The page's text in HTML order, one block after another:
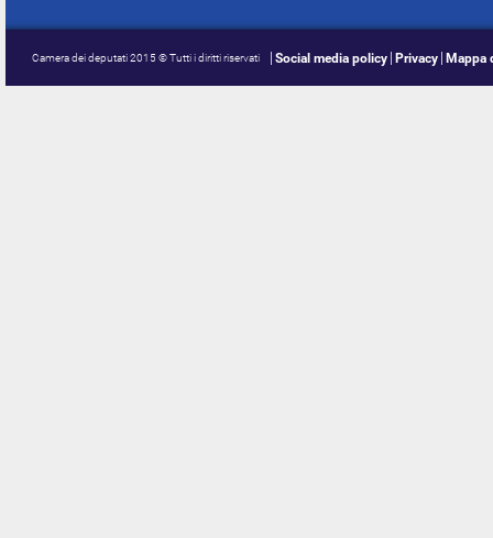
Camera dei deputati 2015 © Tutti i diritti riservati Social media policy Privacy Mappa